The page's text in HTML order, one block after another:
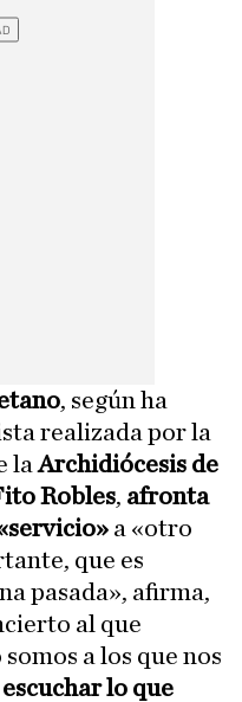
, según ha
realizada por la
laArchidiócesis de
Robles, afronta
a «otro
que es
pasada», afirma,
al que
a los que nos
lo que